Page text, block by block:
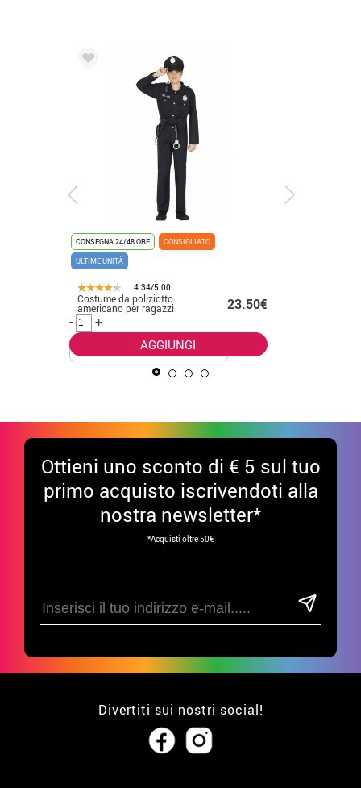
CONSEGNA 24/48 ORE
CONSIGLIATO
ULTIME UNITÀ
4.34/5.00
Costume da poliziotto
americano per ragazzi
23.50€
-
+
AGGIUNGI
Ottieni uno sconto di € 5 sul tuo
primo acquisto iscrivendoti alla
nostra newsletter*
*Acquisti oltre 50€
Divertiti sui nostri social!